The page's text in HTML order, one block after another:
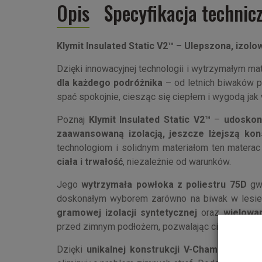
Opis Specyfikacja
Klymit Insulated Static V2™ – Ulepszona,
Dzięki innowacyjnej technologii i wytrzymałym
dla każdego podróżnika – od letnich biwaków
spać spokojnie, ciesząc się ciepłem i wygodą jak
Poznaj Klymit Insulated Static V2™ –
zaawansowaną izolacją, jeszcze lżejszą
technologiom i solidnym materiałom ten
ciała i trwałość, niezależnie od warunków.
Jegowytrzymała powłoka z poliestru 75D
doskonałym wyborem zarówno na biwak w
gramowej izolacji syntetycznej oraz
przed zimnym podłożem, pozwalając cieszyć się
Dzięki unikalnej konstrukcji V-Chamber™